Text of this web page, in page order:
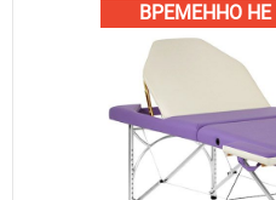
ВРЕМЕННО